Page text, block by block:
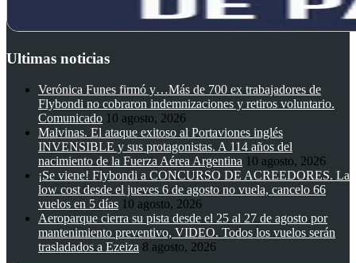
Ultimas noticias
Verónica Funes firmó y…Más de 700 ex trabajadores de
Flybondi no cobraron indemnizaciones y retiros voluntario.
Comunicado 10 agosto, 2026
Malvinas. El ataque exitoso al Portaviones inglés
INVENSIBLE y sus protagonistas. A 114 años del
nacimiento de la Fuerza Aérea Argentina 10 agosto, 2026
¡Se viene! Flybondi a CONCURSO DE ACREEDORES. La
low cost desde el jueves 6 de agosto no vuela, cancelo 66
vuelos en 5 días 10 agosto, 2026
Aeroparque cierra su pista desde el 25 al 27 de agosto por
mantenimiento preventivo, VIDEO. Todos los vuelos serán
trasladados a Ezeiza 8 agosto, 2026